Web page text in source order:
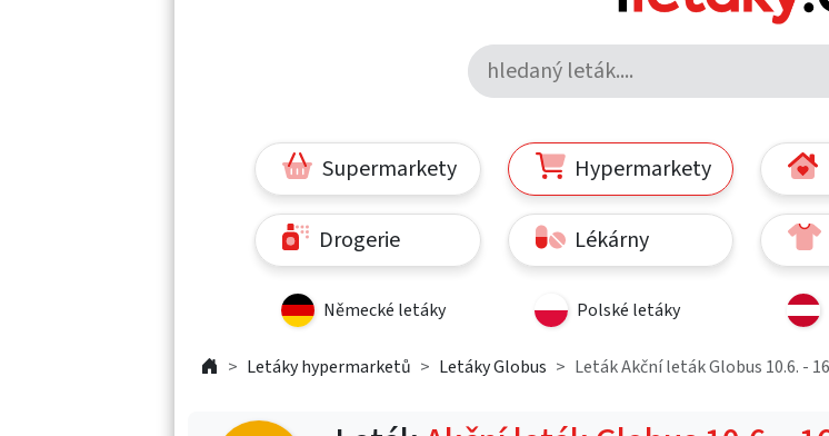
Supermarkety Hypermarkety
Drogerie Lékárny
Německé letáky Polské letáky
Letáky hypermarketů Letáky Globus Leták Akční leták Globus 10.6. -